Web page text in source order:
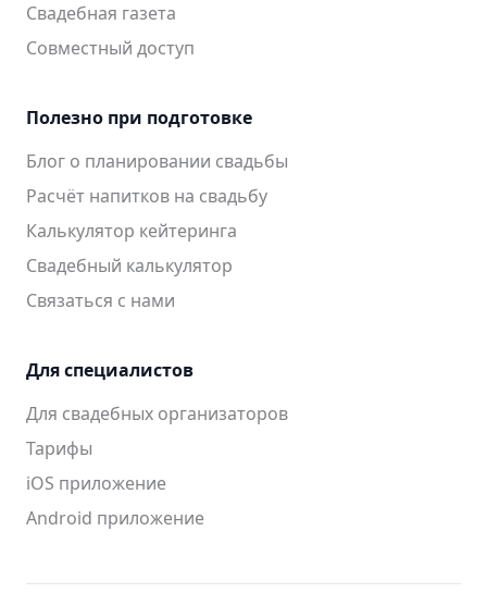
Свадебная газета
Совместный доступ
Полезно при подготовке
Блог о планировании свадьбы
Расчёт напитков на свадьбу
Калькулятор кейтеринга
Свадебный калькулятор
Связаться с нами
Для специалистов
Для свадебных организаторов
Тарифы
iOS приложение
Android приложение